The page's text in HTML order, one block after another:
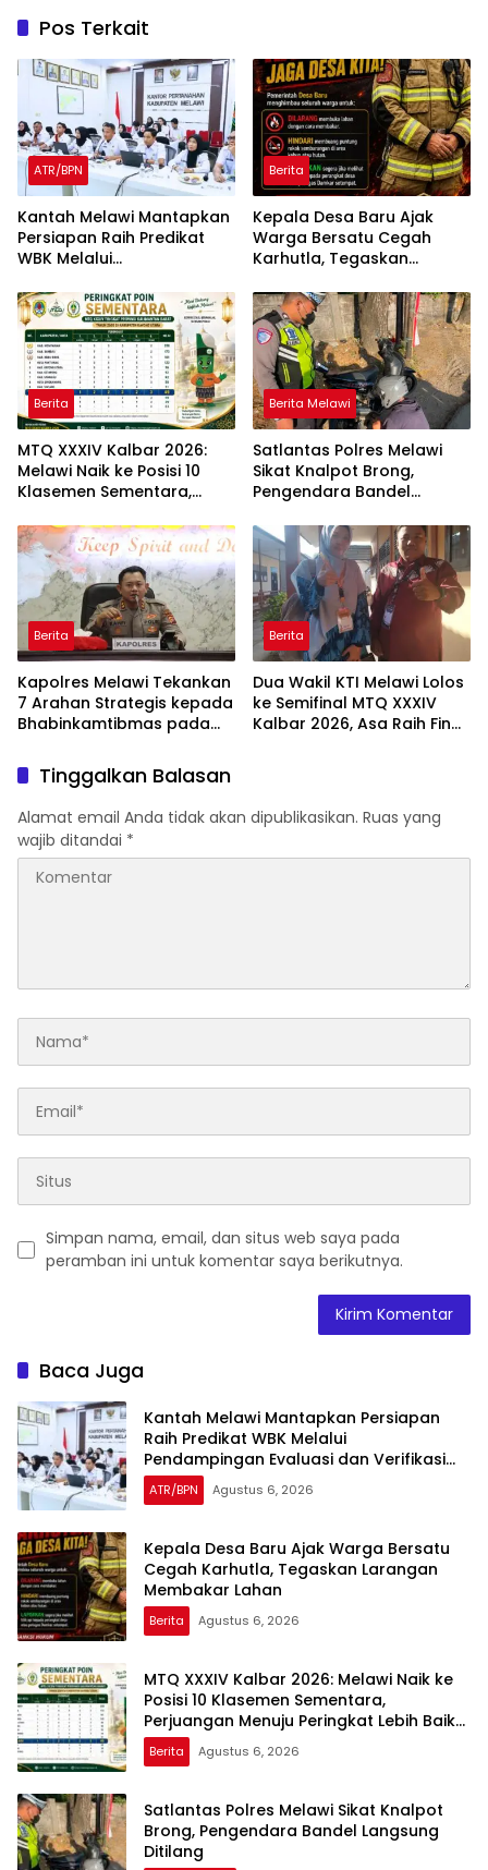
Pos Terkait
ATR/BPN
Kantah Melawi Mantapkan
Persiapan Raih Predikat
WBK Melalui
dan Verifikasi Lapangan
Berita
Kepala Desa Baru Ajak
Warga Bersatu Cegah
Karhutla, Tegaskan
Lahan
Berita
MTQ XXXIV Kalbar 2026:
Melawi Naik ke Posisi 10
Klasemen Sementara,
Peringkat Lebih Baik
Berlanjut
Berita Melawi
Satlantas Polres Melawi
Sikat Knalpot Brong,
Pengendara Bandel
Berita
Kapolres Melawi Tekankan
7 Arahan Strategis kepada
Bhabinkamtibmas pada
Berita
Dua Wakil KTI Melawi Lolos
ke Semifinal MTQ XXXIV
Kalbar 2026, Asa Raih Final
Tinggalkan Balasan
Alamat email Anda tidak akan dipublikasikan. Ruas yang
wajib ditandai *
Simpan nama, email, dan situs web saya pada
peramban ini untuk komentar saya berikutnya.
Baca Juga
Kantah Melawi Mantapkan Persiapan
Raih Predikat WBK Melalui
Pendampingan Evaluasi dan Verifikasi
Lapangan
ATR/BPN Agustus 6, 2026
Kepala Desa Baru Ajak Warga Bersatu
Cegah Karhutla, Tegaskan Larangan
Membakar Lahan
Berita Agustus 6, 2026
MTQ XXXIV Kalbar 2026: Melawi Naik ke
Posisi 10 Klasemen Sementara,
Perjuangan Menuju Peringkat Lebih Baik
Berlanjut
Berita Agustus 6, 2026
Satlantas Polres Melawi Sikat Knalpot
Brong, Pengendara Bandel Langsung
Ditilang